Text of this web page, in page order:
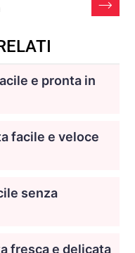
e pronta in
facile e veloce
senza
fresca e delicata